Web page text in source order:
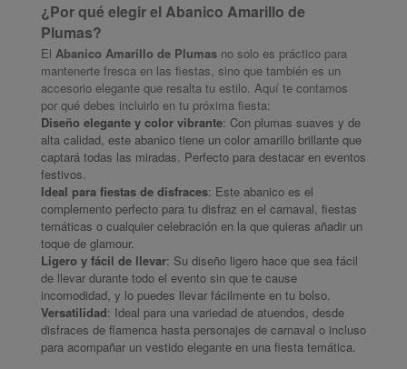
¿Por qué elegir el Abanico Amarillo de
Plumas?
El Abanico Amarillo de Plumas no solo es práctico para
mantenerte fresca en las fiestas, sino que también es un
accesorio elegante que resalta tu estilo. Aquí te contamos
por qué debes incluirlo en tu próxima fiesta:
Diseño elegante y color vibrante: Con plumas suaves y de
alta calidad, este abanico tiene un color amarillo brillante que
captará todas las miradas. Perfecto para destacar en eventos
festivos.
Ideal para fiestas de disfraces: Este abanico es el
complemento perfecto para tu disfraz en el carnaval, fiestas
temáticas o cualquier celebración en la que quieras añadir un
toque de glamour.
Ligero y fácil de llevar: Su diseño ligero hace que sea fácil
de llevar durante todo el evento sin que te cause
incomodidad, y lo puedes llevar fácilmente en tu bolso.
Versatilidad: Ideal para una variedad de atuendos, desde
disfraces de flamenca hasta personajes de carnaval o incluso
para acompañar un vestido elegante en una fiesta temática.